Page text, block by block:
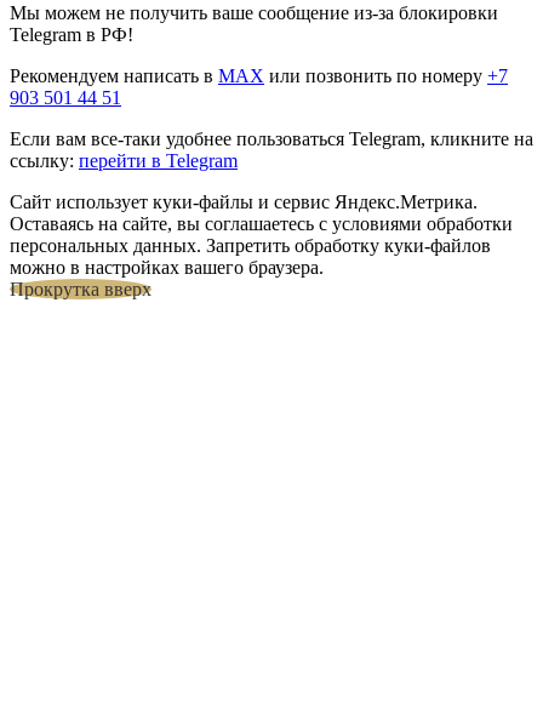
Мы можем не получить ваше сообщение из-за блокировки
Telegram в РФ!
Рекомендуем написать в MAX или позвонить по номеру +7
903 501 44 51
Если вам все-таки удобнее пользоваться Telegram, кликните на
ссылку: перейти в Telegram
Сайт использует куки-файлы и сервис Яндекс.Метрика.
Оставаясь на сайте, вы соглашаетесь с условиями обработки
персональных данных. Запретить обработку куки-файлов
можно в настройках вашего браузера.
Прокрутка вверх